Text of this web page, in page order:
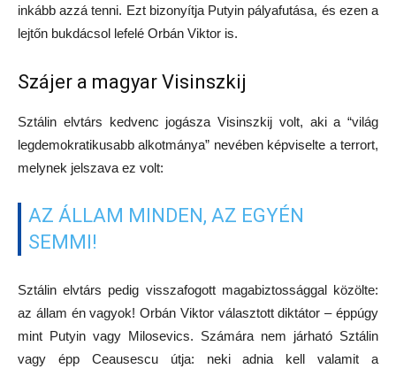
inkább azzá tenni. Ezt bizonyítja Putyin pályafutása, és ezen a
lejtőn bukdácsol lefelé Orbán Viktor is.
Szájer a magyar Visinszkij
Sztálin elvtárs kedvenc jogásza Visinszkij volt, aki a “világ
legdemokratikusabb alkotmánya” nevében képviselte a terrort,
melynek jelszava ez volt:
AZ ÁLLAM MINDEN, AZ EGYÉN
SEMMI!
Sztálin elvtárs pedig visszafogott magabiztossággal közölte:
az állam én vagyok! Orbán Viktor választott diktátor – éppúgy
mint Putyin vagy Milosevics. Számára nem járható Sztálin
vagy épp Ceausescu útja: neki adnia kell valamit a